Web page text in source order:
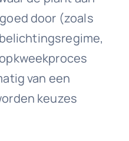
door (zoals
van een
keuzes